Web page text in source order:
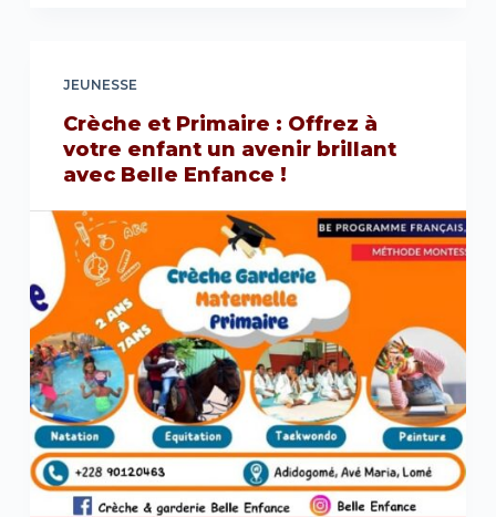
JEUNESSE
Crèche et Primaire : Offrez à
votre enfant un avenir brillant
avec Belle Enfance !